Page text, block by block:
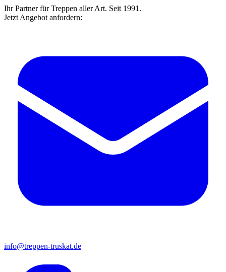
Ihr Partner für Treppen aller Art. Seit 1991.
Jetzt Angebot anfordern:
info@treppen-truskat.de